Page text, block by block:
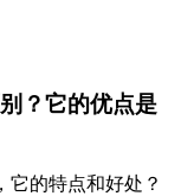
？它的优点是
它的特点和好处？